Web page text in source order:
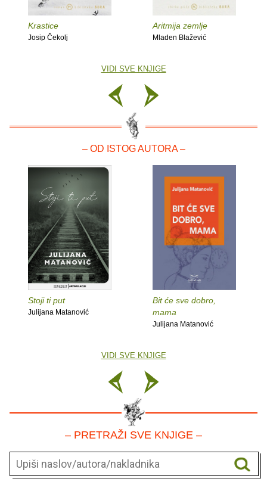
Krastice
Josip Čekolj
Aritmija zemlje
Mladen Blažević
VIDI SVE KNJIGE
– OD ISTOG AUTORA –
Stoji ti put
Julijana Matanović
Bit će sve dobro,
mama
Julijana Matanović
VIDI SVE KNJIGE
– PRETRAŽI SVE KNJIGE –